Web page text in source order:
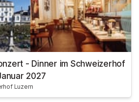
- Dinner im Schweizerhof
2027
Luzern